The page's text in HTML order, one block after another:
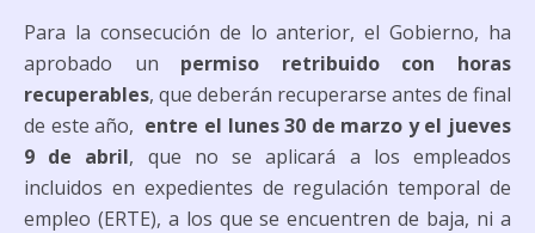
Para la consecución de lo anterior, el Gobierno, ha
aprobado un permiso retribuido con horas
recuperables, que deberán recuperarse antes de final
de este año, entre el lunes 30 de marzo y el jueves
9 de abril, que no se aplicará a los empleados
incluidos en expedientes de regulación temporal de
empleo (ERTE), a los que se encuentren de baja, ni a